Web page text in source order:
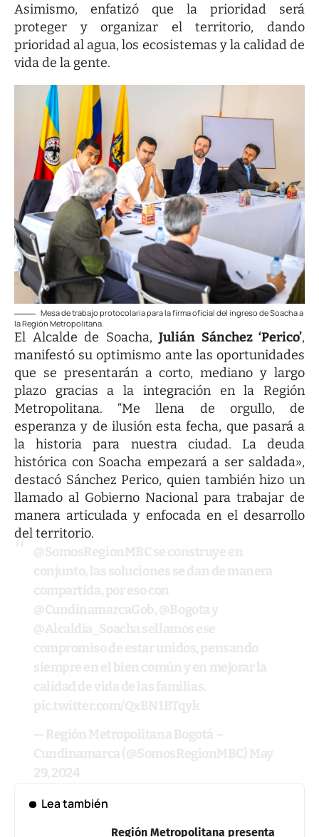
Asimismo, enfatizó que la prioridad será
proteger y organizar el territorio, dando
prioridad al agua, los ecosistemas y la calidad de
vida de la gente.
Mesa de trabajo protocolaria para la firma oficial del ingreso de Soacha a
la Región Metropolitana.
El Alcalde de Soacha, Julián Sánchez ‘Perico’,
manifestó su optimismo ante las oportunidades
que se presentarán a corto, mediano y largo
plazo gracias a la integración en la Región
Metropolitana. “Me llena de orgullo, de
esperanza y de ilusión esta fecha, que pasará a
la historia para nuestra ciudad. La deuda
histórica con Soacha empezará a ser saldada»,
destacó Sánchez Perico, quien también hizo un
llamado al Gobierno Nacional para trabajar de
manera articulada y enfocada en el desarrollo
del territorio.
Lea también
Región Metropolitana presenta